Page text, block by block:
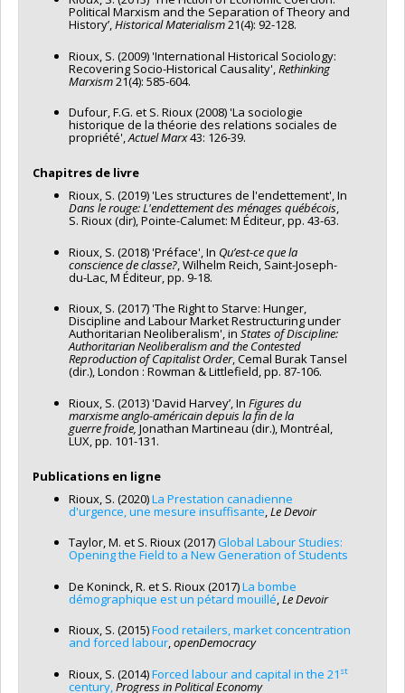
Political Marxism and the Separation of Theory and
History’,Historical Materialism21(4): 92-128.
Rioux, S. (2009) 'International Historical Sociology:
Recovering Socio-Historical Causality',Rethinking
Marxism21(4): 585-604.
Dufour, F.G. et S. Rioux (2008) 'La sociologie
historique de la théorie des relations sociales de
propriété',Actuel Marx43: 126-39.
Chapitres de livre
Rioux, S. (2019) 'Les structures de l'endettement', In
Dans le rouge: L'endettement des ménages québécois,
S. Rioux (dir), Pointe-Calumet: M Éditeur, pp. 43-63.
Rioux, S. (2018) 'Préface', In Qu’est-ce que la
conscience de classe?, Wilhelm Reich, Saint-Joseph-
du-Lac, M Éditeur, pp. 9-18.
Rioux, S. (2017) 'The Right to Starve: Hunger,
Discipline and Labour Market Restructuring under
Authoritarian Neoliberalism', in States of Discipline:
Authoritarian Neoliberalism and the Contested
Reproduction of Capitalist Order, Cemal Burak Tansel
(dir.), London : Rowman & Littlefield, pp. 87-106.
Rioux, S. (2013) 'David Harvey’, In Figures du
marxisme anglo-américain depuisla fin de la
guerre froide,Jonathan Martineau (dir.), Montréal,
LUX, pp. 101-131.
Publications en ligne
Rioux, S. (2020)La Prestation canadienne
d'urgence, une mesure insuffisante,Le Devoir
Taylor, M. et S. Rioux (2017)Global Labour Studies:
Opening the Field to a New Generation of Students
De Koninck, R. et S. Rioux (2017)La bombe
démographique est un pétard mouillé,Le Devoir
Rioux, S. (2015)Food retailers, marketconcentration
and forced labour,openDemocracy
Rioux, S. (2014)Forced labour and capital in the 21 st
century,Progress in Political Economy